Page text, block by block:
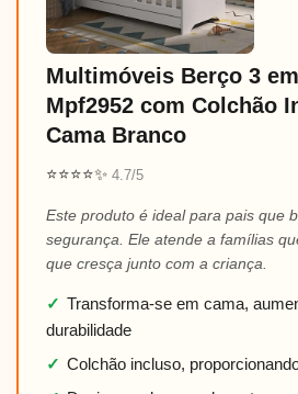
Multimóveis Berço 3
Mpf2952 com Colchão
Cama Branco
⭐⭐⭐⭐✨ 4.7/5
Este produto é ideal para pais que
segurança. Ele atende a famílias
que cresça junto com a criança.
✓ Transforma-se em cama,
durabilidade
✓ Colchão incluso,